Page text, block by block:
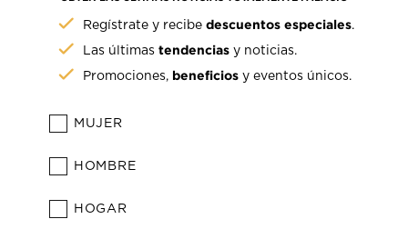
Regístrate y recibedescuentos especiales.
Las últimastendencias y noticias.
Promociones, beneficios y eventos únicos.
MUJER
HOMBRE
HOGAR